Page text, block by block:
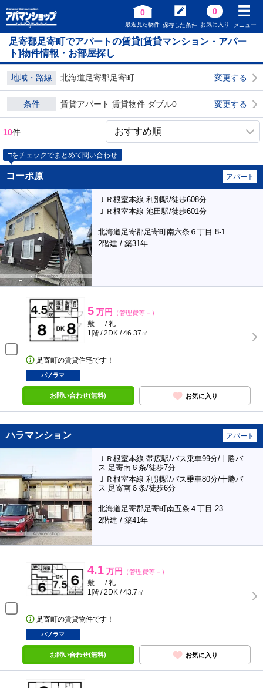
0
最近見た物件 保存した条件
0
お気に入り メニュー
足寄郡足寄町でアパートの賃貸[賃貸マンション・アパー
ト]物件情報・お部屋探し
地域・路線 北海道足寄郡足寄町 変更する
条件 賃貸アパート 賃貸物件 ダブル0 変更する
10件
□をチェックでまとめて問い合わせ
コーポ原 アパート
ＪＲ根室本線 利別駅/徒歩608分
ＪＲ根室本線 池田駅/徒歩601分
北海道足寄郡足寄町南六条６丁目 8-1
2階建 / 築31年
5 万円 （管理費等－）
敷 － / 礼 －
1階 / 2DK / 46.37㎡
足寄町の賃貸住宅です！
パノラマ
お問い合わせ(無料) お気に入り
ハラマンション アパート
ＪＲ根室本線 帯広駅/バス乗車99分/十勝バ
ス 足寄南６条/徒歩7分
ＪＲ根室本線 利別駅/バス乗車80分/十勝バ
ス 足寄南６条/徒歩6分
北海道足寄郡足寄町南五条４丁目 23
2階建 / 築41年
4.1 万円 （管理費等－）
敷 － / 礼 －
1階 / 2DK / 43.7㎡
足寄町の賃貸物件です！
パノラマ
お問い合わせ(無料) お気に入り